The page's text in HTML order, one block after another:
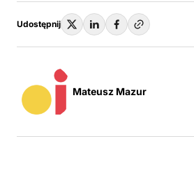
Udostępnij
Mateusz Mazur